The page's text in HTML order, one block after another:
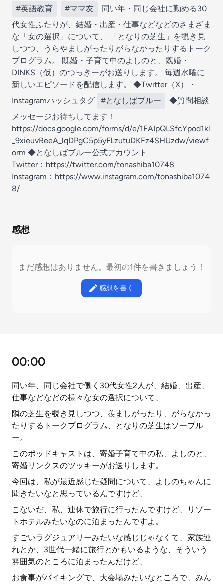
#英語教育 #ママ友
同い年・同じ会社に勤める30
代女性ふたりが、結婚・出産・仕事などなどのさまざま
な「女の選択」について、 「となりの芝生」を覗き見
しつつ、うらやましがったりがらなかったりするトーク
プログラム。 既婚・子育て中のよしのと、既婚・
DINKS（仮）のつっきーがお送りします。 毎週水曜に
新しいエピソードを配信します。 ◆Twitter（X）・
Instagramハッシュタグ
#となしばブルー
◆質問相談
メッセージお待ちしてます！
https://docs.google.com/forms/d/e/1FAIpQLSfcYpod1kl
_9xieuvReeA_lqDPgC5p5yFLzutuDKFz4SHUzdw/viewf
orm ◆となしばブルー公式アカウント
Twitter： ⁠⁠⁠⁠⁠⁠https://twitter.com/tonashiba10748
Instagram：⁠⁠⁠⁠⁠⁠ https://www.instagram.com/tonashiba1074
8/⁠⁠⁠⁠⁠
感想
まだ感想はありません。最初の1件を書きましょう！
感想を書く
00:00
同い年、同じ会社で働く30代女性2人が、結婚、出産、
仕事などなどの様々な女の選択について、
隣の芝生を覗き見しつつ、羨ましがったり、がらなかっ
たりするトークプログラム、となりの芝生はソーブル
ー。
このポッドキャストは、寄婚子育て中の私、よしのと、
寄婚リンクスのツッキーがお送りします。
今回は、私が最近感じた疑問について、よしのちゃんに
聞きたいなと思っているんですけど、
こないだ、私、連休で旅行に行ったんですけど、リゾー
トホテルみたいなのに泊まったんですよ。
すごいラグジュアリーみたいな感じじゃなくて、家族連
れとか、3世代一緒に旅行とかもいるような、そういう
雰囲気のところに泊まったんだけど、
お食事がバイキングで、大会場みたいなところで、みん